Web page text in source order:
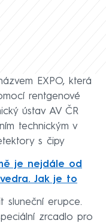
EXPO, která
rentgenové
ústav AV ČR
technickým v
s čipy
je nejdále od
Jak je to
sluneční erupce.
zrcadlo pro